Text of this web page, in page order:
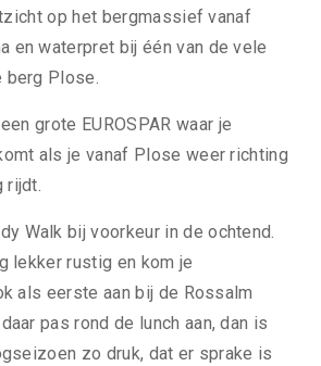
op het bergmassief vanaf
en waterpret bij één van de vele
berg Plose.
grote EUROSPAR waar je
als je vanaf Plose weer richting
rijdt.
Walk bij voorkeur in de ochtend.
lekker rustig en kom je
als eerste aan bij de Rossalm
pas rond de lunch aan, dan is
zo druk, dat er sprake is